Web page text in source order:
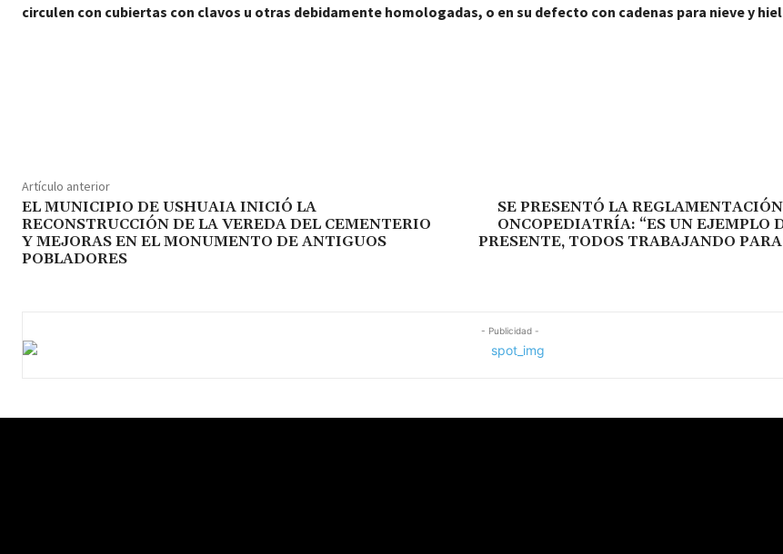
circulen con cubiertas con clavos u otras debidamente homologadas, o en su defecto con cadenas para nieve y
Artículo anterior
EL MUNICIPIO DE USHUAIA INICIÓ LA
RECONSTRUCCIÓN DE LA VEREDA DEL CEMENTERIO
Y MEJORAS EN EL MONUMENTO DE ANTIGUOS
POBLADORES
SE PRESENTÓ LA
ONCOPEDIATRÍA: “ES UN EJEMPLO
PRESENTE, TODOS TRABAJANDO
- Publicidad -